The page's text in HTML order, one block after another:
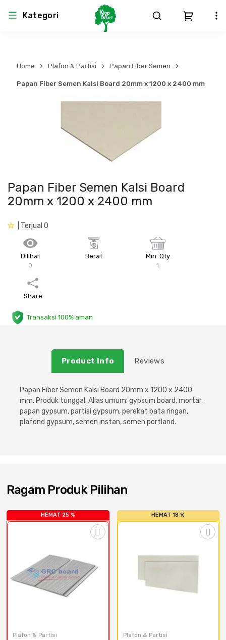
Kategori
Atap & Rangka
Dinding
Pintu, Jendela & Perlengkapan
Cat dan Pelapis Dinding
Plafon & Partisi
Peralatan & Perkakas
Aksesoris Perabot
Scaffolding
Konstruksi
Produk Teknikal & Kimia
Perlengkapan
Besi Beton & Wiremesh
Material Alam
Besi Profil & Baja
Semen & Sejenisnya
Sistem Pengudaraan
Sistem Penanggulangan Kebakaran
Sistem Pemipaan
Peralatan Elektronik
Sistem Elektrikal
Home Plafon & Partisi Papan Fiber Semen
Papan Fiber Semen Kalsi Board 20mm x 1200 x 2400 mm
Papan Fiber Semen Kalsi Board
20mm x 1200 x 2400 mm
| Terjual 0
Dilihat
0
Berat Min. Qty
1
Share
Transaksi 100% aman
Product Info Reviews
Papan Fiber Semen Kalsi Board 20mm x 1200 x 2400
mm. Produk tunggal. Alias umum: gypsum board, mortar,
papan gypsum, partisi gypsum, perekat bata ringan,
plafond gypsum, semen instan, semen portland.
Ragam Produk Pilihan
HEMAT 25 %
Plafon & Partisi
HEMAT 18 %
Plafon & Partisi